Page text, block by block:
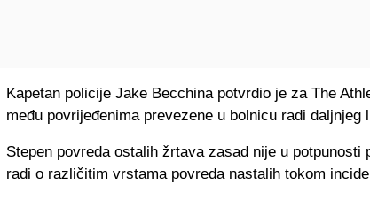
Kapetan policije Jake Becchina potvrdio je za The
među povrijeđenima prevezene u bolnicu radi daljnjeg
Stepen povreda ostalih žrtava zasad nije u potpunosti
radi o različitim vrstama povreda nastalih tokom